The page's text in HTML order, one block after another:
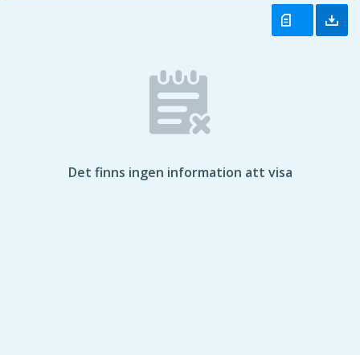
Det finns ingen information att visa